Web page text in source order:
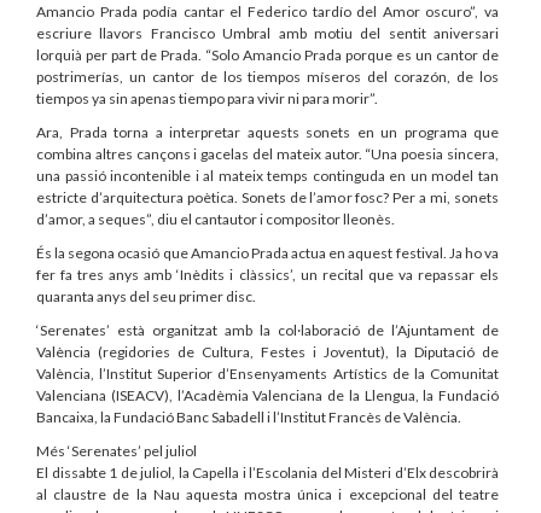
Amancio Prada podía cantar el Federico tardío del Amor oscuro”, va
escriure llavors Francisco Umbral amb motiu del sentit aniversari
lorquià per part de Prada. “Solo Amancio Prada porque es un cantor de
postrimerías, un cantor de los tiempos míseros del corazón, de los
tiempos ya sin apenas tiempo para vivir ni para morir”.
Ara, Prada torna a interpretar aquests sonets en un programa que
combina altres cançons i gacelas del mateix autor. “Una poesia sincera,
una passió incontenible i al mateix temps continguda en un model tan
estricte d’arquitectura poètica. Sonets de l’amor fosc? Per a mi, sonets
d’amor, a seques”, diu el cantautor i compositor lleonès.
És la segona ocasió que Amancio Prada actua en aquest festival. Ja ho va
fer fa tres anys amb ‘Inèdits i clàssics’, un recital que va repassar els
quaranta anys del seu primer disc.
‘Serenates’ està organitzat amb la col·laboració de l’Ajuntament de
València (regidories de Cultura, Festes i Joventut), la Diputació de
València, l’Institut Superior d’Ensenyaments Artístics de la Comunitat
Valenciana (ISEACV), l’Acadèmia Valenciana de la Llengua, la Fundació
Bancaixa, la Fundació Banc Sabadell i l’Institut Francès de València.
Més ‘Serenates’ pel juliol
El dissabte 1 de juliol, la Capella i l’Escolania del Misteri d’Elx descobrirà
al claustre de la Nau aquesta mostra única i excepcional del teatre